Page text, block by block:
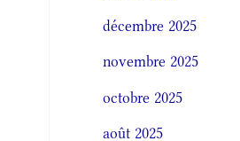
décembre 2025
novembre 2025
octobre 2025
août 2025